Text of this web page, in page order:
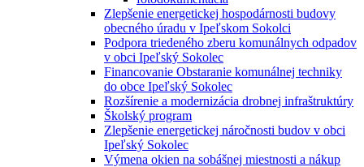
Zlepšenie energetickej hospodárnosti budovy
obecného úradu v Ipeľskom Sokolci
Podpora triedeného zberu komunálnych odpadov
v obci Ipeľský Sokolec
Financovanie Obstaranie komunálnej techniky
do obce Ipeľský Sokolec
Rozšírenie a modernizácia drobnej infraštruktúry
Školský program
Zlepšenie energetickej náročnosti budov v obci
Ipeľský Sokolec
Výmena okien na sobášnej miestnosti a nákup